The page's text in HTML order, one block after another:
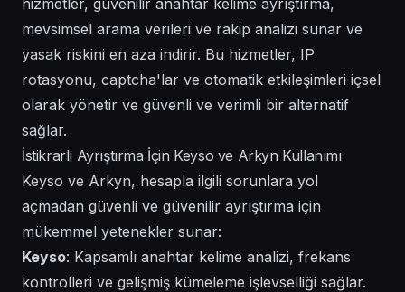
mevsimsel arama verileri ve rakip analizi sunar ve
yasak riskini en aza indirir. Bu hizmetler, IP
rotasyonu, captcha'lar ve otomatik etkileşimleri içsel
olarak yönetir ve güvenli ve verimli bir alternatif
sağlar.
İstikrarlı Ayrıştırma İçin Keyso ve Arkyn Kullanımı
Keyso ve Arkyn, hesapla ilgili sorunlara yol
açmadan güvenli ve güvenilir ayrıştırma için
mükemmel yetenekler sunar:
Keyso: Kapsamlı anahtar kelime analizi, frekans
kontrolleri ve gelişmiş kümeleme işlevselliği sağlar.